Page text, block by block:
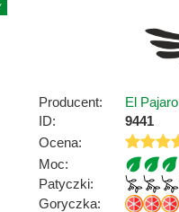
Producent:
El Pajaro
ID:
9441
Ocena:
Moc:
Patyczki:
Goryczka: